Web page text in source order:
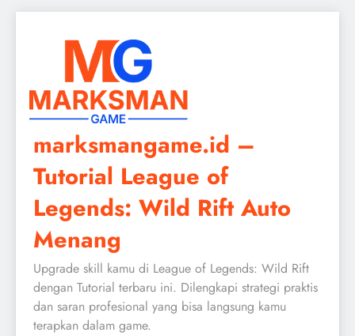
marksmangame.id –
Tutorial League of
Legends: Wild Rift Auto
Menang
Upgrade skill kamu di League of Legends: Wild Rift
dengan Tutorial terbaru ini. Dilengkapi strategi praktis
dan saran profesional yang bisa langsung kamu
terapkan dalam game.